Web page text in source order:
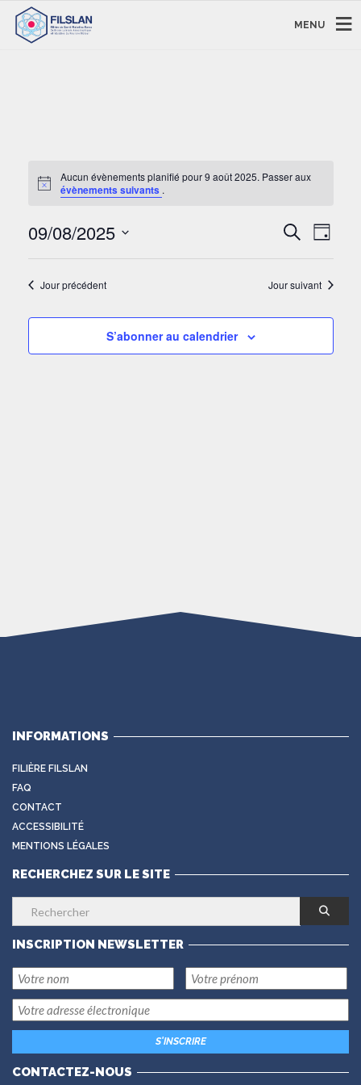
MENU
Aucun évènements planifié pour 9 août 2025. Passer aux
évènements suivants .
DE
Recherche
DE
Jour
09/08/2025
date.Jour précédent Jour suivant
S’abonner au calendrier
INFORMATIONS
FILIÈRE FILSLAN
FAQ
CONTACT
ACCESSIBILITÉ
MENTIONS LÉGALES
RECHERCHEZ SUR LE SITE
INSCRIPTION NEWSLETTER
CONTACTEZ-NOUS